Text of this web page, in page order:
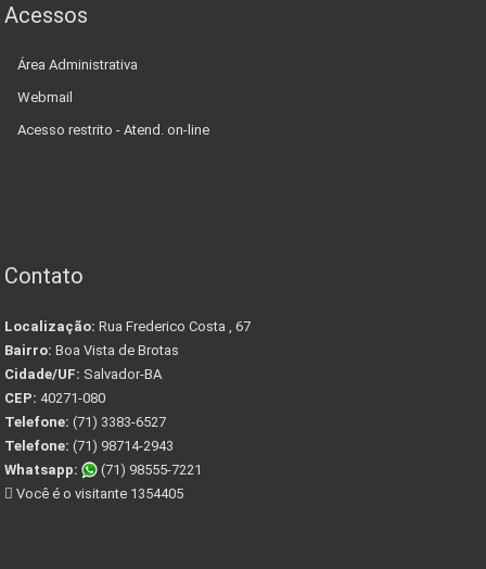
Acessos
Área Administrativa
Webmail
Acesso restrito - Atend. on-line
Contato
Localização: Rua Frederico Costa , 67
Bairro: Boa Vista de Brotas
Cidade/UF: Salvador-BA
CEP: 40271-080
Telefone: (71) 3383-6527
Telefone: (71) 98714-2943
Whatsapp:
(71) 98555-7221
Você é o visitante 1354405